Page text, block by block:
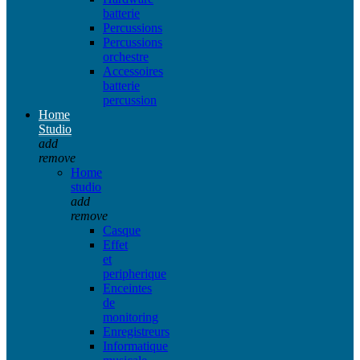
batterie
Percussions
Percussions
orchestre
Accessoires
batterie
percussion
Home
Studio
add
remove
Home
studio
add
remove
Casque
Effet
et
peripherique
Enceintes
de
monitoring
Enregistreurs
Informatique